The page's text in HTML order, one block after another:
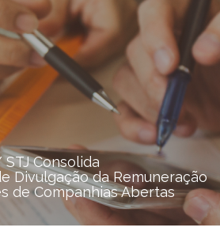
STJ Consolida
Divulgação da Remuneração
de Companhias Abertas